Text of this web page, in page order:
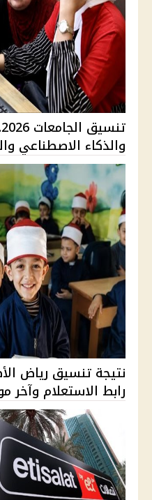
والذكاء الاصطناعي
نتيجة تنسيق رياض
رابط الاستعلام وآخر